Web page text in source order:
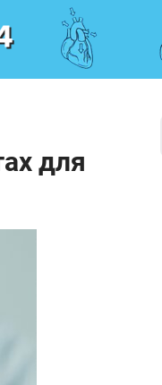
для